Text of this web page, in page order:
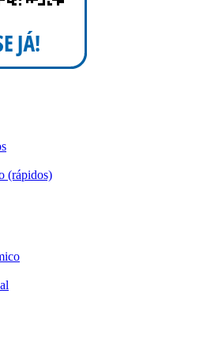
(rápidos)